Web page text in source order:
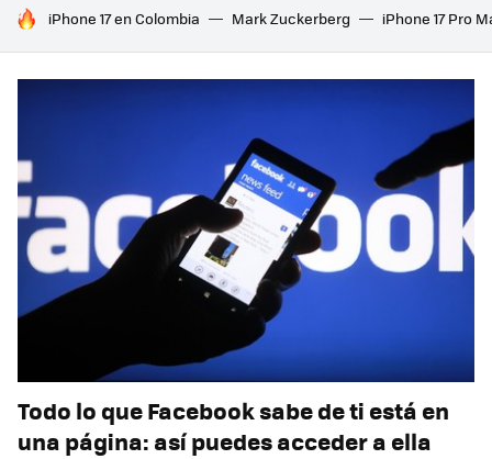
HOY SE HABLA DE
iPhone 17 en Colombia Mark Zuckerberg iPhone 17 Pro
Todo lo que Facebook sabe de ti está en
una página: así puedes acceder a ella